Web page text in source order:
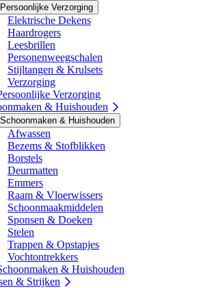
Persoonlijke Verzorging
Elektrische Dekens
Haardrogers
Leesbrillen
Personenweegschalen
Stijltangen & Krulsets
Verzorging
Verzorging
& Huishouden
Schoonmaken & Huishouden
Afwassen
Bezems & Stofblikken
Borstels
Deurmatten
Emmers
Raam & Vloerwissers
Schoonmaakmiddelen
Sponsen & Doeken
Stelen
Trappen & Opstapjes
Vochtontrekkers
& Huishouden
& Strijken